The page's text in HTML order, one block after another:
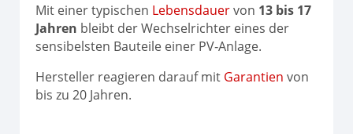
Mit einer typischen Lebensdauervon 13 bis 17
Jahren bleibt der Wechselrichter eines der
sensibelsten Bauteile einer PV‑Anlage.
Hersteller reagieren darauf mit Garantien von
bis zu 20 Jahren.